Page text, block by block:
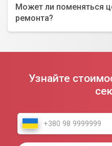
Может ли поменяться
ремонта?
Узнайте